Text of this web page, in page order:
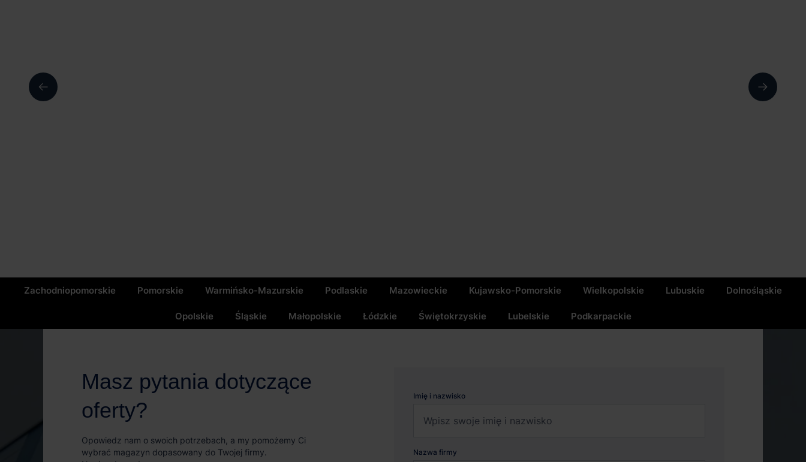
Zachodniopomorskie Pomorskie Warmińsko-Mazurskie Podlaskie Mazowieckie Kujawsko-Pomorskie Wielkopolskie Lubuskie Dolnośląskie
Opolskie Śląskie Małopolskie Łódzkie Świętokrzyskie Lubelskie Podkarpackie
Masz pytania dotyczące
oferty?
Opowiedz nam o swoich potrzebach, a my pomożemy Ci
wybrać magazyn dopasowany do Twojej firmy.
Imię i nazwisko
Nazwa firmy